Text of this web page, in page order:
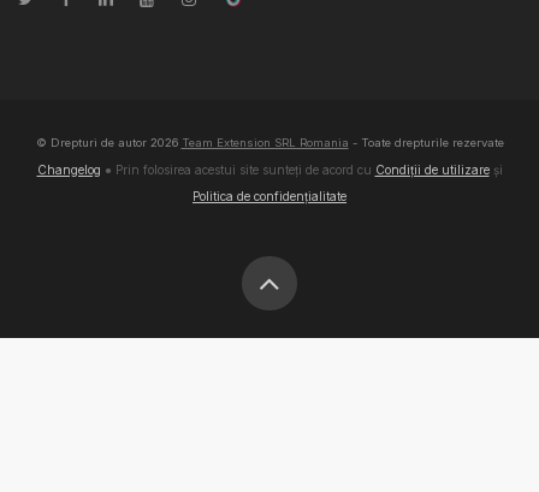
© Drepturi de autor 2026 Team Extension SRL Romania - Toate drepturile rezervate
Changelog ● Prin folosirea acestui site sunteți de acord cu Condiții de utilizareși
Politica de confidențialitate